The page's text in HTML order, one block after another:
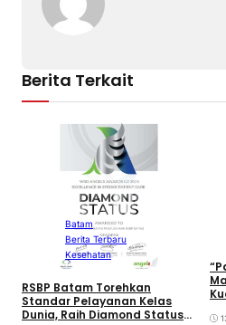
Berita Terkait
Batam
Berita Terbaru
Kesehatan
RSBP Batam Torehkan
Standar Pelayanan Kelas
Dunia, Raih Diamond Status